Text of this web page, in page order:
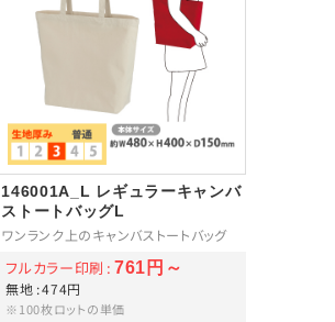
146001A_L レギュラーキャンバ
ストートバッグL
ワンランク上のキャンバストートバッグ
無地 474円
フルカラー印刷 761円～
※100枚ロットの単価